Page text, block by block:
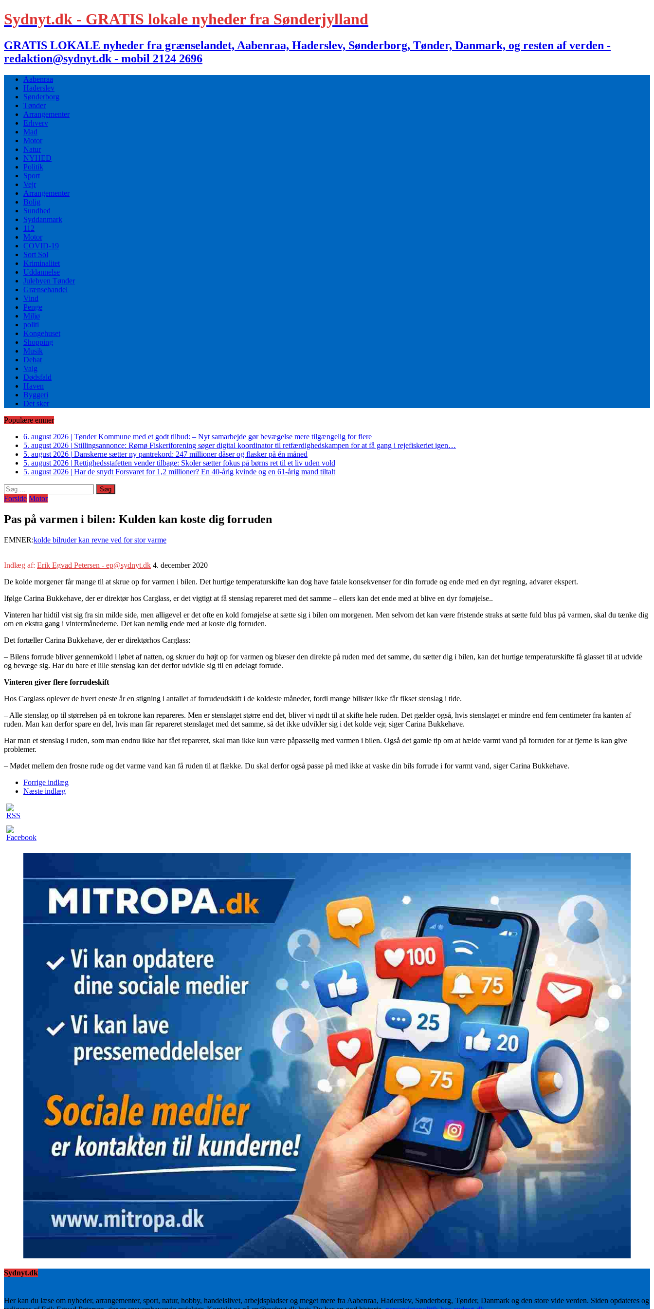
Sydnyt.dk - GRATIS lokale nyheder fra Sønderjylland
GRATIS LOKALE nyheder fra grænselandet, Aabenraa, Haderslev, Sønderborg, Tønder, Danmark, og resten af verden -
redaktion@sydnyt.dk - mobil 2124 2696
Aabenraa
Haderslev
Sønderborg
Tønder
Arrangementer
Erhverv
Mad
Motor
Natur
NYHED
Politik
Sport
Vejr
Arrangementer
Bolig
Sundhed
Syddanmark
112
Motor
COVID-19
Sort Sol
Kriminalitet
Uddannelse
Julebyen Tønder
Grænsehandel
Vind
Penge
Miljø
politi
Kongehuset
Shopping
Musik
Debat
Valg
Dødsfald
Haven
Byggeri
Det sker
Populære emner
6. august 2026 | Tønder Kommune med et godt tilbud: – Nyt samarbejde gør bevægelse mere tilgængelig for flere
5. august 2026 | Stillingsannonce: Rømø Fiskeriforening søger digital koordinator til retfærdighedskampen for at få gang i rejefiskeriet igen…
5. august 2026 | Danskerne sætter ny pantrekord: 247 millioner dåser og flasker på én måned
5. august 2026 | Rettighedsstafetten vender tilbage: Skoler sætter fokus på børns ret til et liv uden vold
5. august 2026 | Har de snydt Forsvaret for 1,2 millioner? En 40-årig kvinde og en 61-årig mand tiltalt
Søg
efter:
Forside Motor
Pas på varmen i bilen: Kulden kan koste dig forruden
EMNER:kolde bilruder kan revne ved for stor varme
Indlæg af: Erik Egvad Petersen - ep@sydnyt.dk 4. december 2020
De kolde morgener får mange til at skrue op for varmen i bilen. Det hurtige temperaturskifte kan dog have fatale konsekvenser for din forrude og ende med en dyr regning, advarer ekspert.
Ifølge Carina Bukkehave, der er direktør hos Carglass, er det vigtigt at få stenslag repareret med det samme – ellers kan det ende med at blive en dyr fornøjelse..
Vinteren har hidtil vist sig fra sin milde side, men alligevel er det ofte en kold fornøjelse at sætte sig i bilen om morgenen. Men selvom det kan være fristende straks at sætte fuld blus på varmen, skal du tænke dig
om en ekstra gang i vintermånederne. Det kan nemlig ende med at koste dig forruden.
Det fortæller Carina Bukkehave, der er direktørhos Carglass:
– Bilens forrude bliver gennemkold i løbet af natten, og skruer du højt op for varmen og blæser den direkte på ruden med det samme, du sætter dig i bilen, kan det hurtige temperaturskifte få glasset til at udvide
og bevæge sig. Har du bare et lille stenslag kan det derfor udvikle sig til en ødelagt forrude.
Vinteren giver flere forrudeskift
Hos Carglass oplever de hvert eneste år en stigning i antallet af forrudeudskift i de koldeste måneder, fordi mange bilister ikke får fikset stenslag i tide.
– Alle stenslag op til størrelsen på en tokrone kan repareres. Men er stenslaget større end det, bliver vi nødt til at skifte hele ruden. Det gælder også, hvis stenslaget er mindre end fem centimeter fra kanten af
ruden. Man kan derfor spare en del, hvis man får repareret stenslaget med det samme, så det ikke udvikler sig i det kolde vejr, siger Carina Bukkehave.
Har man et stenslag i ruden, som man endnu ikke har fået repareret, skal man ikke kun være påpasselig med varmen i bilen. Også det gamle tip om at hælde varmt vand på forruden for at fjerne is kan give
problemer.
– Mødet mellem den frosne rude og det varme vand kan få ruden til at flække. Du skal derfor også passe på med ikke at vaske din bils forrude i for varmt vand, siger Carina Bukkehave.
Forrige indlæg
Næste indlæg
Sydnyt.dk
Her kan du læse om nyheder, arrangementer, sport, natur, hobby, handelslivet, arbejdspladser og meget mere fra Aabenraa, Haderslev, Sønderborg, Tønder, Danmark og den store vide verden. Siden opdateres og